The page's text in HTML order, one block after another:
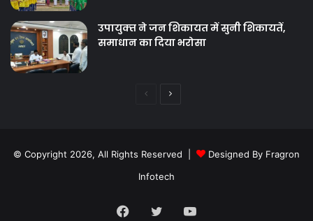
उपायुक्‍त ने जन शिकायत में सुनी शिकायतें,
समाधान का दिया भरोसा
PreviousNext
© Copyright 2026, All Rights Reserved |
Designed By Fragron
Infotech
Facebook
TwitterYouTube